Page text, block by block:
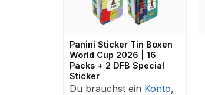
Panini Sticker Tin Boxen
World Cup 2026 | 16
Packs + 2 DFB Special
Sticker
Du brauchst ein Konto,